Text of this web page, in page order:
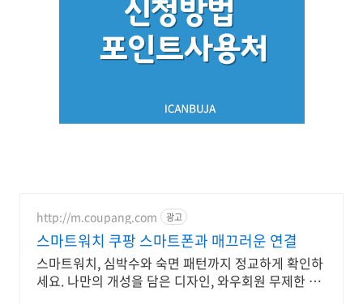
http://m.coupang.com 광고
스마트워치 쿠팡 스마트폰과 매끄러운 연결
스마트워치, 심박수와 숙면 패턴까지 정교하게 확인하
세요. 나만의 개성을 담은 디자인, 와우회원 무제한 무